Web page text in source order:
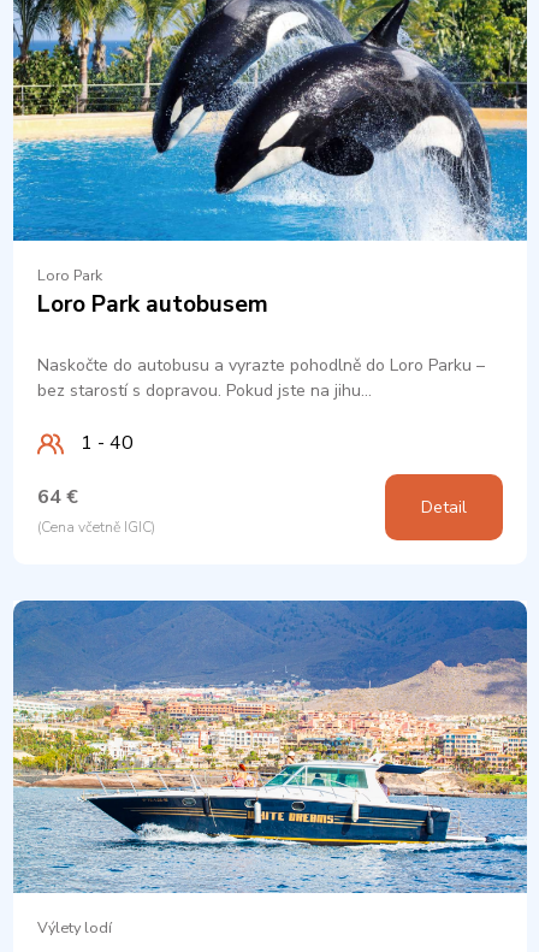
Loro Park
Loro Park autobusem
Naskočte do autobusu a vyrazte pohodlně do Loro Parku –
bez starostí s dopravou. Pokud jste na jihu…
1 - 40
64 €
(Cena včetně IGIC)
Detail
Výlety lodí